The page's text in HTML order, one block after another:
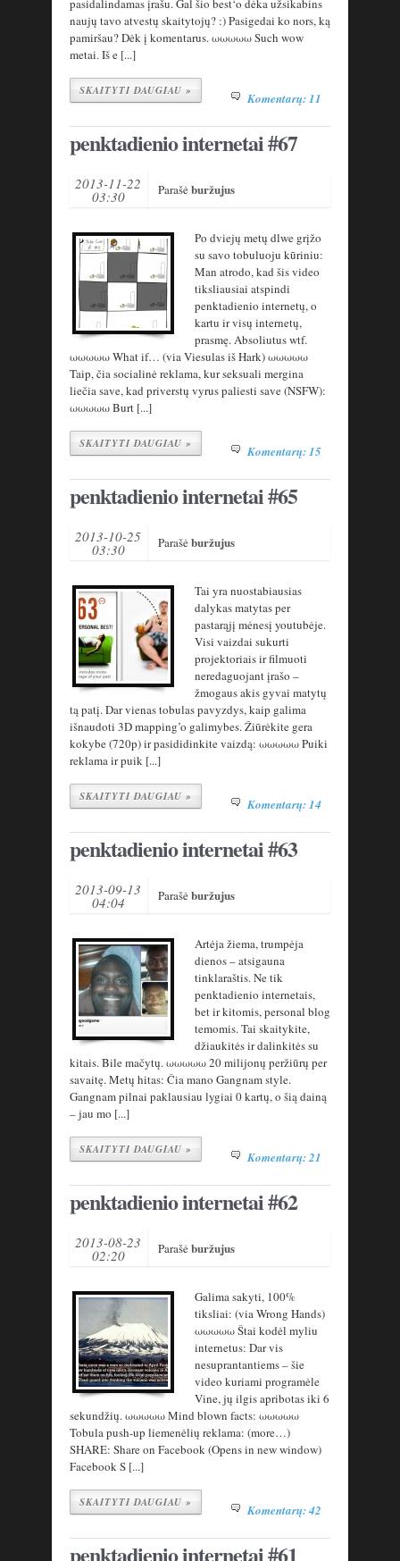
pasidalindamas įrašu. Gal šio best‘o dėka užsikabins
naujų tavo atvestų skaitytojų? :) Pasigedai ko nors, ką
pamiršau? Dėk į komentarus. ωωωωω Such wow
metai. Iš e [...]
SKAITYTI DAUGIAU » Komentarų: 11
penktadienio internetai #67
2013-11-22
03:30 Parašėburžujus
Po dviejų metų dlwe grįžo
su savo tobuluoju kūriniu:
Man atrodo, kad šis video
tiksliausiai atspindi
penktadienio internetų, o
kartu ir visų internetų,
prasmę. Absoliutus wtf.
ωωωωω What if… (via Viesulas iš Hark) ωωωωω
Taip, čia socialinė reklama, kur seksuali mergina
liečia save, kad priverstų vyrus paliesti save (NSFW):
ωωωωω Burt [...]
SKAITYTI DAUGIAU » Komentarų: 15
penktadienio internetai #65
2013-10-25
03:30 Parašėburžujus
Tai yra nuostabiausias
dalykas matytas per
pastarąjį mėnesį youtubėje.
Visi vaizdai sukurti
projektoriais ir filmuoti
neredaguojant įrašo –
žmogaus akis gyvai matytų
tą patį. Dar vienas tobulas pavyzdys, kaip galima
išnaudoti 3D mapping’o galimybes. Žiūrėkite gera
kokybe (720p) ir pasididinkite vaizdą: ωωωωω Puiki
reklama ir puik [...]
SKAITYTI DAUGIAU » Komentarų: 14
penktadienio internetai #63
2013-09-13
04:04 Parašėburžujus
Artėja žiema, trumpėja
dienos – atsigauna
tinklaraštis. Ne tik
penktadienio internetais,
bet ir kitomis, personal blog
temomis. Tai skaitykite,
džiaukitės ir dalinkitės su
kitais. Bile mačytų. ωωωωω 20 milijonų peržiūrų per
savaitę. Metų hitas: Čia mano Gangnam style.
Gangnam pilnai paklausiau lygiai 0 kartų, o šią dainą
– jau mo [...]
SKAITYTI DAUGIAU » Komentarų: 21
penktadienio internetai #62
2013-08-23
02:20 Parašėburžujus
Galima sakyti, 100%
tiksliai: (via Wrong Hands)
ωωωωω Štai kodėl myliu
internetus: Dar vis
nesuprantantiems – šie
video kuriami programėle
Vine, jų ilgis apribotas iki 6
sekundžių. ωωωωω Mind blown facts: ωωωωω
Tobula push-up liemenėlių reklama: (more…)
SHARE: Share on Facebook (Opens in new window)
Facebook S [...]
SKAITYTI DAUGIAU » Komentarų: 42
penktadienio internetai #61